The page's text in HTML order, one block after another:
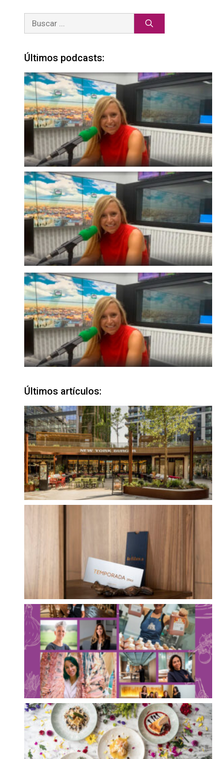
Últimos podcasts:
Últimos artículos: